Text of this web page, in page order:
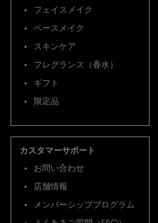
フェイスメイク
ベースメイク
スキンケア
フレグランス（香水）
ギフト
限定品
カスタマーサポート
お問い合わせ
店舗情報
メンバーシッププログラム